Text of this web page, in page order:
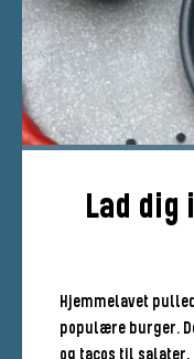
Lad dig
Hjemmelavet
populære burger.
og tacos til salater,